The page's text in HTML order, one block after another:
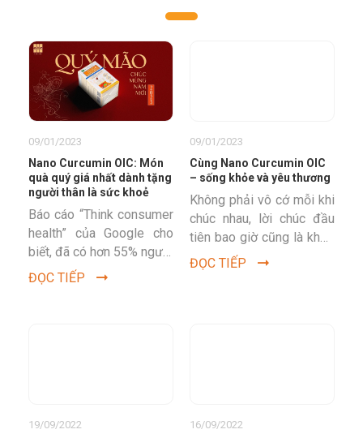
09/01/2023
Nano Curcumin OIC: Món
quà quý giá nhất dành tặng
người thân là sức khoẻ
Báo cáo “Think consumer
health” của Google cho
biết, đã có hơn 55% người
Việt lựa chọn những món
quà sức khỏe để biếu
ĐỌC TIẾP
09/01/2023
Cùng Nano Curcumin OIC
– sống khỏe và yêu thương
Không phải vô cớ mỗi khi
chúc nhau, lời chúc đầu
tiên bao giờ cũng là khỏe
mạnh, rồi mới đến thịnh
vượng, phát tài,...
ĐỌC TIẾP
19/09/2022 16/09/2022